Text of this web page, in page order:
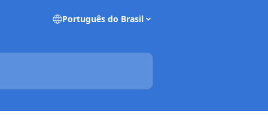
Português do Brasil